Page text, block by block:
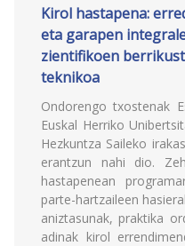
Kirol hastapena:
eta garapen
zientifikoen
teknikoa
Ondorengo txostenak
Euskal Herriko
Hezkuntza Saileko
erantzun nahi dio.
hastapenean
parte-hartzaileen
aniztasunak, praktika
adinak kirol